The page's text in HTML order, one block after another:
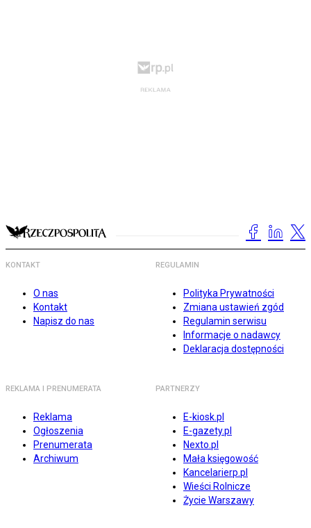
KONTAKT
O nas
Kontakt
Napisz do nas
REGULAMIN
Polityka Prywatności
Zmiana ustawień zgód
Regulamin serwisu
Informacje o nadawcy
Deklaracja dostępności
REKLAMA I PRENUMERATA
Reklama
Ogłoszenia
Prenumerata
Archiwum
PARTNERZY
E-kiosk.pl
E-gazety.pl
Nexto.pl
Mała księgowość
Kancelarierp.pl
Wieści Rolnicze
Życie Warszawy